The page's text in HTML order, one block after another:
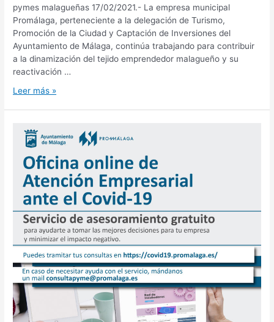
pymes malagueñas 17/02/2021.- La empresa municipal
Promálaga, perteneciente a la delegación de Turismo,
Promoción de la Ciudad y Captación de Inversiones del
Ayuntamiento de Málaga, continúa trabajando para contribuir
a la dinamización del tejido emprendedor malagueño y su
reactivación …
Leer más »